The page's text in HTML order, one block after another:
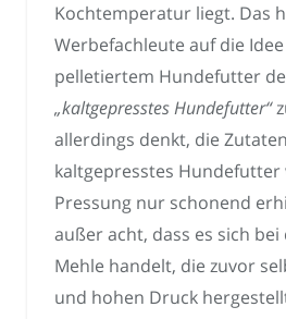
Kochtemperatur liegt. Das
Werbefachleute auf die
pelletiertem Hundefutter
„kaltgepresstes Hundefutter“
allerdings denkt, die
kaltgepresstes
Pressung nur schonend
außer acht, dass es sich
Mehle handelt, die zuvor
und hohen Druck